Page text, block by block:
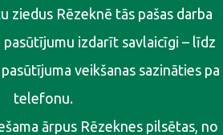
ziedus Rēzeknē tās pašas darba
pasūtījumu izdarīt savlaicīgi – līdz
veikšanas sazināties pa
telefonu.
ārpus Rēzeknes pilsētas, no